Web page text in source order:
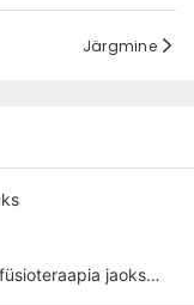
Järgmine
jaoks